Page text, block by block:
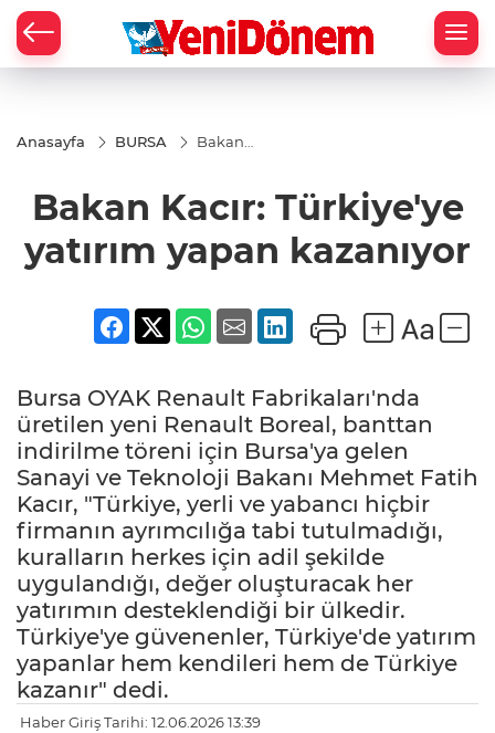
Anasayfa BURSA
Bakan
yapan
Bakan Kacır: Türkiye'ye
yatırım yapan kazanıyor
Bursa OYAK Renault Fabrikaları'nda
üretilen yeni Renault Boreal, banttan
indirilme töreni için Bursa'ya gelen
Sanayi ve Teknoloji Bakanı Mehmet Fatih
Kacır, "Türkiye, yerli ve yabancı hiçbir
firmanın ayrımcılığa tabi tutulmadığı,
kuralların herkes için adil şekilde
uygulandığı, değer oluşturacak her
yatırımın desteklendiği bir ülkedir.
Türkiye'ye güvenenler, Türkiye'de yatırım
yapanlar hem kendileri hem de Türkiye
kazanır" dedi.
Haber Giriş Tarihi: 12.06.2026 13:39